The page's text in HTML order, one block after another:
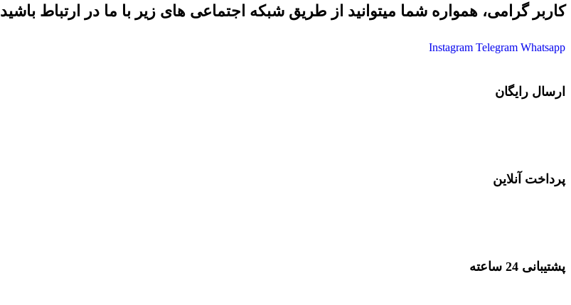
کاربر گرامی، همواره شما میتوانید از طریق شبکه اجتماعی های زیر با ما در ارتباط باشید
Instagram Telegram Whatsapp
ارسال رایگان
پرداخت آنلاین
پشتیبانی 24 ساعته